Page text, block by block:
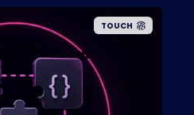
TOUCH